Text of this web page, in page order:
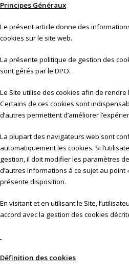
Principes Généraux
Le présent article donne des
cookies sur le site web.
La présente politique de gestion des
sont gérés par le DPO.
Le Site utilise des cookies afin de
Certains de ces cookies sont
d’autres permettent d’améliorer
La plupart des navigateurs web sont
automatiquement les cookies. Si
gestion, il doit modifier les paramètres
d’autres informations à ce sujet au point
présente disposition.
En visitant et en utilisant le Site,
accord avec la gestion des cookies
Définition des cookies